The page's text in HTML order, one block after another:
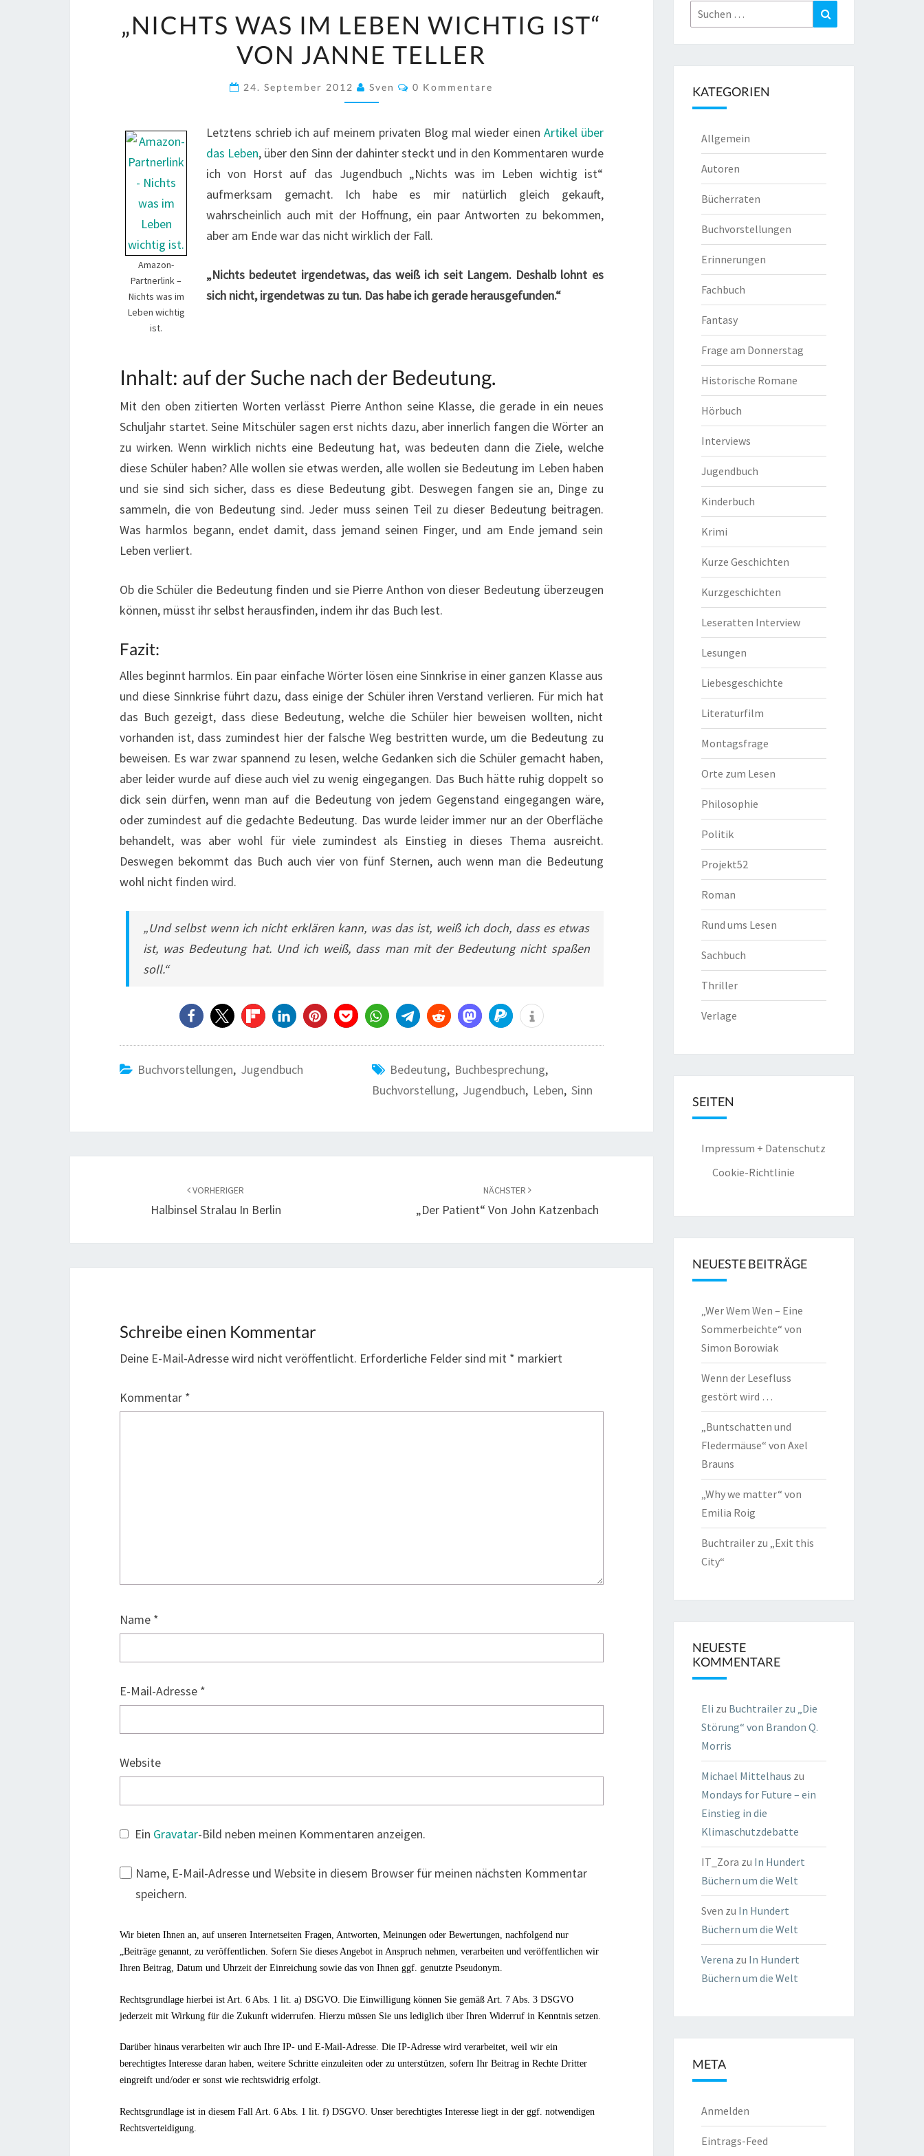
WAS
IM
LEBEN
WICHTIG
VON
JANNE
TELLER
„NICHTS WAS IM LEBEN WICHTIG IST“
VON JANNE TELLER
24. September 2012 Sven Kommentare
0 Kommentare
Amazon-
Partnerlink –
Nichts was im
Leben wichtig
ist.
Letztens schrieb ich auf meinem privaten Blog mal wieder einen Artikel über
das Leben, über den Sinn der dahinter steckt und in den Kommentaren wurde
ich von Horst auf das Jugendbuch „Nichts was im Leben wichtig ist“
aufmerksam gemacht. Ich habe es mir natürlich gleich gekauft,
wahrscheinlich auch mit der Hoffnung, ein paar Antworten zu bekommen,
aber am Ende war das nicht wirklich der Fall.
„Nichts bedeutet irgendetwas, das weiß ich seit Langem. Deshalb lohnt es
sich nicht, irgendetwas zu tun. Das habe ich gerade herausgefunden.“
Inhalt: auf der Suche nach der Bedeutung.
Mit den oben zitierten Worten verlässt Pierre Anthon seine Klasse, die gerade in ein neues
Schuljahr startet. Seine Mitschüler sagen erst nichts dazu, aber innerlich fangen die Wörter an
zu wirken. Wenn wirklich nichts eine Bedeutung hat, was bedeuten dann die Ziele, welche
diese Schüler haben? Alle wollen sie etwas werden, alle wollen sie Bedeutung im Leben haben
und sie sind sich sicher, dass es diese Bedeutung gibt. Deswegen fangen sie an, Dinge zu
sammeln, die von Bedeutung sind. Jeder muss seinen Teil zu dieser Bedeutung beitragen.
Was harmlos begann, endet damit, dass jemand seinen Finger, und am Ende jemand sein
Leben verliert.
Ob die Schüler die Bedeutung finden und sie Pierre Anthon von dieser Bedeutung überzeugen
können, müsst ihr selbst herausfinden, indem ihr das Buch lest.
Fazit:
Alles beginnt harmlos. Ein paar einfache Wörter lösen eine Sinnkrise in einer ganzen Klasse aus
und diese Sinnkrise führt dazu, dass einige der Schüler ihren Verstand verlieren. Für mich hat
das Buch gezeigt, dass diese Bedeutung, welche die Schüler hier beweisen wollten, nicht
vorhanden ist, dass zumindest hier der falsche Weg bestritten wurde, um die Bedeutung zu
beweisen. Es war zwar spannend zu lesen, welche Gedanken sich die Schüler gemacht haben,
aber leider wurde auf diese auch viel zu wenig eingegangen. Das Buch hätte ruhig doppelt so
dick sein dürfen, wenn man auf die Bedeutung von jedem Gegenstand eingegangen wäre,
oder zumindest auf die gedachte Bedeutung. Das wurde leider immer nur an der Oberfläche
behandelt, was aber wohl für viele zumindest als Einstieg in dieses Thema ausreicht.
Deswegen bekommt das Buch auch vier von fünf Sternen, auch wenn man die Bedeutung
wohl nicht finden wird.
„Und selbst wenn ich nicht erklären kann, was das ist, weiß ich doch, dass es etwas
ist, was Bedeutung hat. Und ich weiß, dass man mit der Bedeutung nicht spaßen
soll.“
Buchvorstellungen, Jugendbuch Bedeutung, Buchbesprechung,
Buchvorstellung, Jugendbuch, Leben, Sinn
VORHERIGER
Halbinsel Stralau In Berlin
NÄCHSTER
„Der Patient“ Von John Katzenbach
Schreibe einen Kommentar
Deine E-Mail-Adresse wird nicht veröffentlicht. Erforderliche Felder sind mit * markiert
Kommentar *
Name *
E-Mail-Adresse *
Website
Ein Gravatar-Bild neben meinen Kommentaren anzeigen.
Name, E-Mail-Adresse und Website in diesem Browser für meinen nächsten Kommentar
speichern.
Wir bieten Ihnen an, auf unseren Internetseiten Fragen, Antworten, Meinungen oder Bewertungen, nachfolgend nur
„Beiträge genannt, zu veröffentlichen. Sofern Sie dieses Angebot in Anspruch nehmen, verarbeiten und veröffentlichen wir
Ihren Beitrag, Datum und Uhrzeit der Einreichung sowie das von Ihnen ggf. genutzte Pseudonym.
Rechtsgrundlage hierbei ist Art. 6 Abs. 1 lit. a) DSGVO. Die Einwilligung können Sie gemäß Art. 7 Abs. 3 DSGVO
jederzeit mit Wirkung für die Zukunft widerrufen. Hierzu müssen Sie uns lediglich über Ihren Widerruf in Kenntnis setzen.
Darüber hinaus verarbeiten wir auch Ihre IP- und E-Mail-Adresse. Die IP-Adresse wird verarbeitet, weil wir ein
berechtigtes Interesse daran haben, weitere Schritte einzuleiten oder zu unterstützen, sofern Ihr Beitrag in Rechte Dritter
eingreift und/oder er sonst wie rechtswidrig erfolgt.
Rechtsgrundlage ist in diesem Fall Art. 6 Abs. 1 lit. f) DSGVO. Unser berechtigtes Interesse liegt in der ggf. notwendigen
Rechtsverteidigung.
Suchen
nach:
KATEGORIEN
Allgemein
Autoren
Bücherraten
Buchvorstellungen
Erinnerungen
Fachbuch
Fantasy
Frage am Donnerstag
Historische Romane
Hörbuch
Interviews
Jugendbuch
Kinderbuch
Krimi
Kurze Geschichten
Kurzgeschichten
Leseratten Interview
Lesungen
Liebesgeschichte
Literaturfilm
Montagsfrage
Orte zum Lesen
Philosophie
Politik
Projekt52
Roman
Rund ums Lesen
Sachbuch
Thriller
Verlage
SEITEN
Impressum + Datenschutz
Cookie-Richtlinie
NEUESTE BEITRÄGE
„Wer Wem Wen – Eine
Sommerbeichte“ von
Simon Borowiak
Wenn der Lesefluss
gestört wird …
„Buntschatten und
Fledermäuse“ von Axel
Brauns
„Why we matter“ von
Emilia Roig
Buchtrailer zu „Exit this
City“
NEUESTE
KOMMENTARE
Eli zu Buchtrailer zu „Die
Störung“ von Brandon Q.
Morris
Michael Mittelhaus zu
Mondays for Future – ein
Einstieg in die
Klimaschutzdebatte
IT_Zora zu In Hundert
Büchern um die Welt
Sven zu In Hundert
Büchern um die Welt
Verena zu In Hundert
Büchern um die Welt
META
Anmelden
Eintrags-Feed